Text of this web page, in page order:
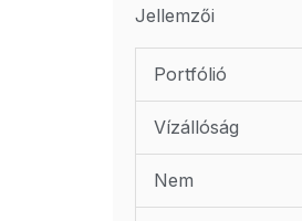
Jellemzői
Portfólió
Vízállóság
Nem